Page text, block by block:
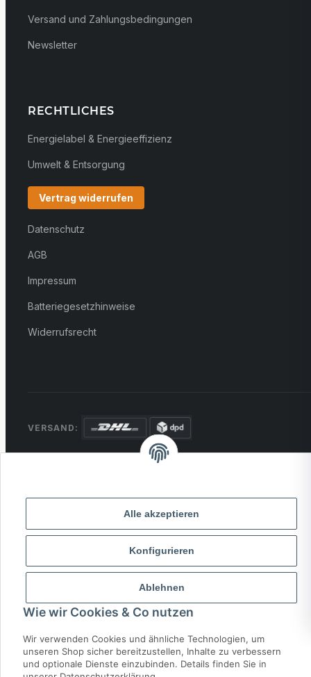
Alle akzeptieren
Konfigurieren
Ablehnen
Wie wir Cookies & Co nutzen
Wir verwenden Cookies und ähnliche Technologien, um
unseren Shop sicher bereitzustellen, Inhalte zu verbessern
und optionale Dienste einzubinden. Details finden Sie in
Versand und Zahlungsbedingungen
Newsletter
RECHTLICHES
Energielabel & Energieeffizienz
Umwelt & Entsorgung
Vertrag widerrufen
Datenschutz
AGB
Impressum
Batteriegesetzhinweise
Widerrufsrecht
VERSAND:
ZAHLUNG:
* Alle Preise inkl. gesetzlicher USt., zzgl.Versand
© 2026 MCTRADE24. Alle Rechte vorbehalten.